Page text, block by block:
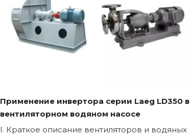
Применение инвертора серии Laeg LD350 в
вентиляторном водяном насосе
I. Краткое описание вентиляторов и водяных